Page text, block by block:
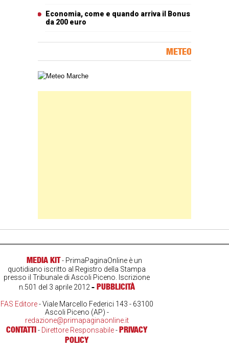
Economia, come e quando arriva il Bonus
da 200 euro
METEO
Carta meteorologica delle Marche
MEDIA KIT- PrimaPaginaOnline è un
quotidiano iscritto al Registro della Stampa
presso il Tribunale di Ascoli Piceno. Iscrizione
n.501 del 3 aprile 2012- PUBBLICITÀ
FAS Editore- Viale Marcello Federici 143 - 63100
Ascoli Piceno (AP) -
redazione@primapaginaonline.it
CONTATTI- Direttore Responsabile-PRIVACY
POLICY